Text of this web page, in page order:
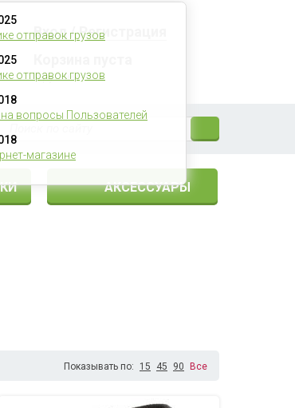
отправок грузов
отправок грузов
вопросы Пользователей
магазине
Вход /Регистрация
0рублей
АКСЕССУАРЫ
Показывать по: 15 45 90 Все